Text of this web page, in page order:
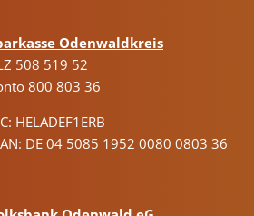
Odenwaldkreis
508 519 52
800 803 36
HELADEF1ERB
DE 04 5085 1952 0080 0803 36